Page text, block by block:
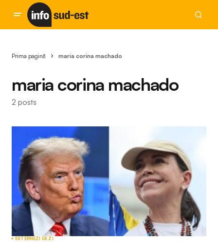
Prima pagină maria corina machado
maria corina machado
2 posts
EXTERNEZI DE ZI